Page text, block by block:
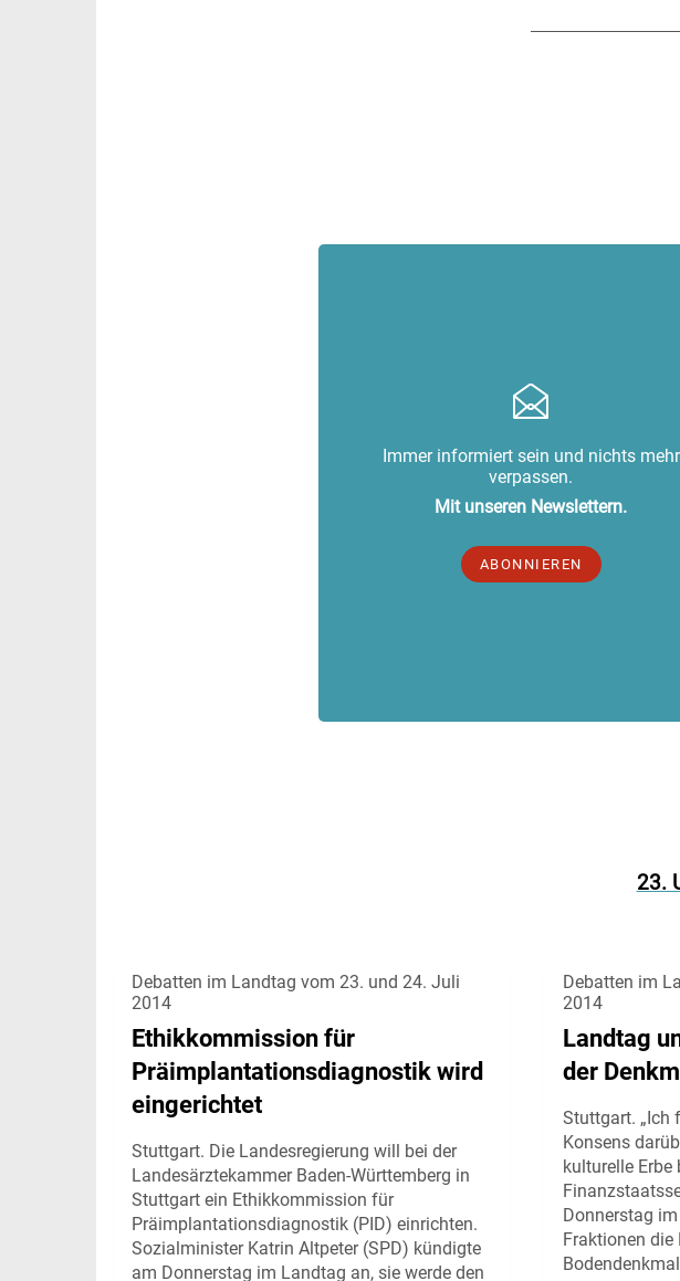
Immer informiert sein und nichts mehr
verpassen.
Mit unseren Newslettern.
ABONNIEREN
23.
Debatten im Landtag vom 23. und 24. Juli
2014
Ethikkommission für
Präimplantationsdiagnostik wird
eingerichtet
Stuttgart. Die Landesregierung will bei der
Landesärztekammer Baden-Württemberg in
Stuttgart ein Ethikkommission für
Präimplantationsdiagnostik (PID) einrichten.
Sozialminister Katrin Altpeter (SPD) kündigte
am Donnerstag im Landtag an, sie werde den
Debatten im
2014
Landtag
der
Stuttgart. „Ich
Konsens
kulturelle Erbe
Donnerstag
Fraktionen die